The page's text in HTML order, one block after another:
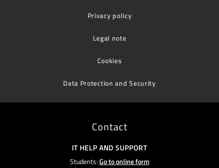
Privacy policy
Legal note
Cookies
Data Protection and Security
Contact
IT HELP AND SUPPORT
Students:Go to online form